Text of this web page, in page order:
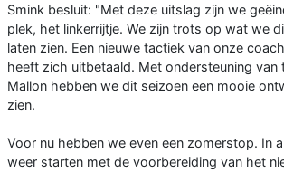
Smink besluit: "Met deze uitslag zijn we
plek, het linkerrijtje. We zijn trots op wat we
laten zien. Een nieuwe tactiek van onze
heeft zich uitbetaald. Met ondersteuning van
Mallon hebben we dit seizoen een mooie
zien.
Voor nu hebben we even een zomerstop. In
weer starten met de voorbereiding van het